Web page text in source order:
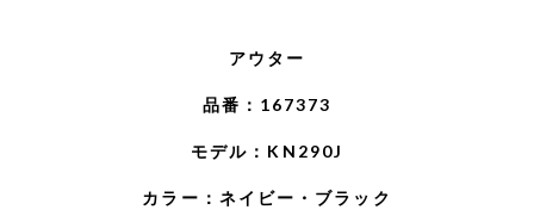
アウター
品番：167373
モデル：KN290J
カラー：ネイビー・ブラック